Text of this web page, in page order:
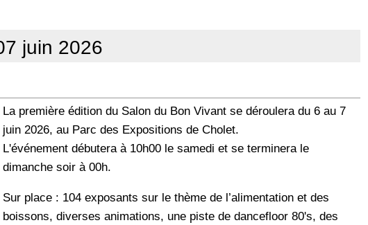
juin 2026
La première édition du Salon du Bon Vivant se déroulera du 6 au 7
juin 2026, au Parc des Expositions de Cholet.
L'événement débutera à 10h00 le samedi et se terminera le
dimanche soir à 00h.
Sur place : 104 exposants sur le thème de l’alimentation et des
boissons, diverses animations, une piste de dancefloor 80's, des